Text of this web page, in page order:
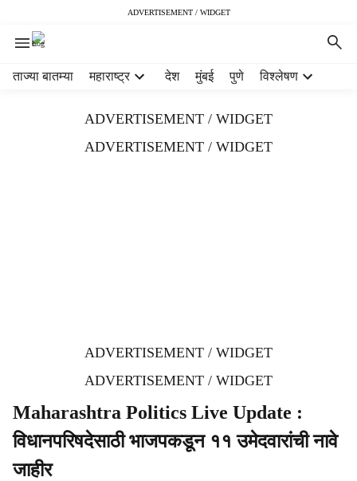
ADVERTISEMENT / WIDGET
ताज्या बातम्या महाराष्ट्र देश मुंबई पुणे विश्लेषण
ADVERTISEMENT / WIDGET
ADVERTISEMENT / WIDGET
ADVERTISEMENT / WIDGET
ADVERTISEMENT / WIDGET
Maharashtra Politics Live Update :
विधानपरिषदेसाठी भाजपकडून ११ उमेदवारांची नावे
जाहीर